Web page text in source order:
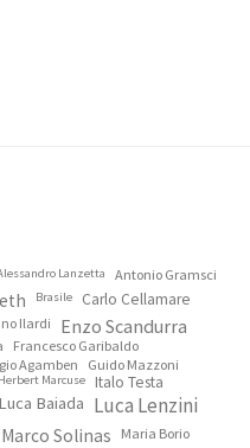
Lanzetta Antonio Gramsci
Brasile Carlo Cellamare
Ilardi Enzo Scandurra
Francesco Garibaldo
Agamben
Guido Mazzoni
Herbert Marcuse Italo Testa
Luca Baiada Luca Lenzini
Marco Solinas Maria Borio